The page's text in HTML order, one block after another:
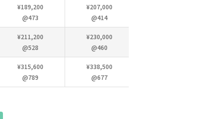
¥189,200
@473
¥207,000
@414
¥211,200
@528
¥230,000
@460
¥315,600
@789
¥338,500
@677